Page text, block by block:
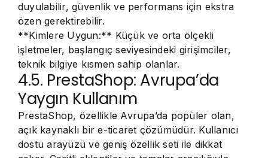
duyulabilir, güvenlik ve performans için ekstra
özen gerektirebilir.
**Kimlere Uygun:** Küçük ve orta ölçekli
işletmeler, başlangıç seviyesindeki girişimciler,
teknik bilgiye kısmen sahip olanlar.
4.5. PrestaShop: Avrupa’da
Yaygın Kullanım
PrestaShop, özellikle Avrupa’da popüler olan,
açık kaynaklı bir e-ticaret çözümüdür. Kullanıcı
dostu arayüzü ve geniş özellik seti ile dikkat